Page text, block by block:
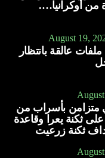
August 19,
عالقة بانتظار
بأسراب من
ثكنة يعرا وقاعدة
ثكنة زرعيت